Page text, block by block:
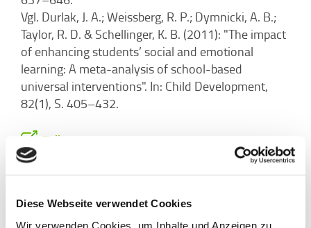
Diese Webseite verwendet Cookies
Wir verwenden Cookies, um Inhalte und Anzeigen zu
Vgl. Durlak, J. A.; Weissberg, R. P.; Dymnicki, A. B.;
Taylor, R. D. & Schellinger, K. B. (2011): "The impact
of enhancing students’ social and emotional
learning: A meta-analysis of school-based
universal interventions". In: Child Development,
82(1), S. 405–432.
Teilen